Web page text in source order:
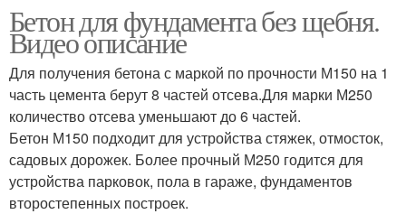
Бетон для фундамента без щебня.
Видео описание
Для получения бетона с маркой по прочности М150 на 1
часть цемента берут 8 частей отсева.Для марки М250
количество отсева уменьшают до 6 частей.
Бетон М150 подходит для устройства стяжек, отмосток,
садовых дорожек. Более прочный М250 годится для
устройства парковок, пола в гараже, фундаментов
второстепенных построек.